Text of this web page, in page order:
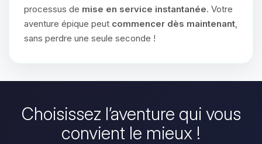
processus de mise en service instantanée. Votre
aventure épique peut commencer dès maintenant
sans perdre une seule seconde !
Choisissez l’aventure qui vous
convient le mieux !